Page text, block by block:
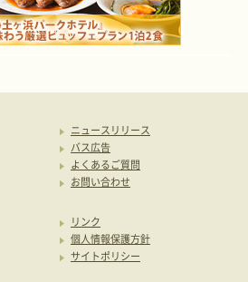
ニュースリリース
バス広告
よくあるご質問
お問い合わせ
リンク
個人情報保護方針
サイトポリシー